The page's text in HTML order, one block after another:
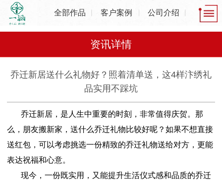
全部作品 客户案例 公司介绍
资讯详情
乔迁新居送什么礼物好？照着清单送，这4样汴绣礼
品实用不踩坑
乔迁新居，是人生中重要的时刻，非常值得庆贺。那
么，朋友搬新家，送什么乔迁礼物比较好呢？如果不想直接
送红包，可以考虑挑选一份精致的乔迁礼物送给对方，更能
表达祝福和心意。
现今，一份既实用，又能提升生活仪式感和品质的乔迁